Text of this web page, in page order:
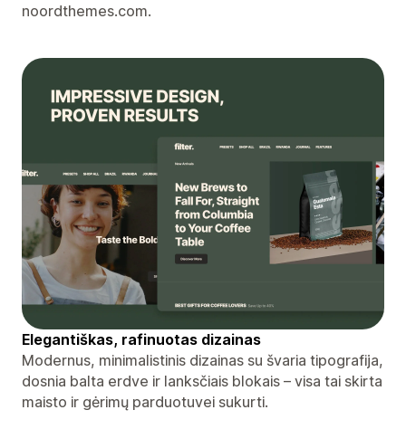
noordthemes.com.
Elegantiškas, rafinuotas dizainas
Modernus, minimalistinis dizainas su švaria tipografija,
dosnia balta erdve ir lanksčiais blokais – visa tai skirta
maisto ir gėrimų parduotuvei sukurti.